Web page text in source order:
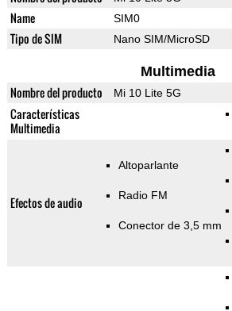
Name SIM0
Tipo de SIM Nano SIM/MicroSD
Multimedia
Nombre del producto Mi 10 Lite 5G
Características
Multimedia
Efectos de audio
Altoparlante
Radio FM
Conector de 3,5 mm